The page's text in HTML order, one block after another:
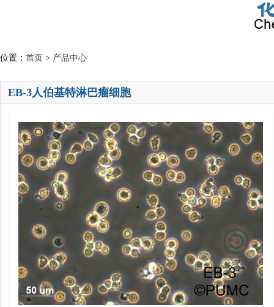
位置： 首页 > 产品中心
EB-3人伯基特淋巴瘤细胞